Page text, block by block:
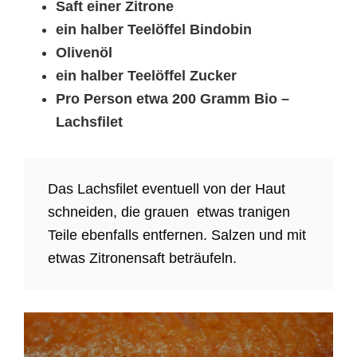
Saft einer Zitrone
ein halber Teelöffel Bindobin
Olivenöl
ein halber Teelöffel Zucker
Pro Person etwa 200 Gramm Bio –
Lachsfilet
Das Lachsfilet eventuell von der Haut
schneiden, die grauen etwas tranigen
Teile ebenfalls entfernen. Salzen und mit
etwas Zitronensaft beträufeln.